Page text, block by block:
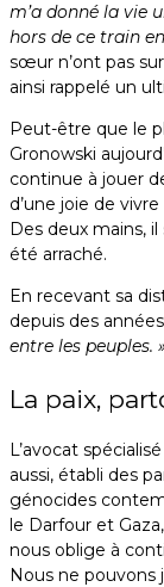
m’a donné la vie
hors de ce train
sœur n’ont pas
ainsi rappelé un
Peut-être que le
Gronowski
continue à jouer
d’une joie de
Des deux mains,
été arraché.
En recevant sa
depuis des
entre les peuples. »
La paix,
L’avocat
aussi, établi des
génocides
le Darfour et
nous oblige à
Nous ne pouvons